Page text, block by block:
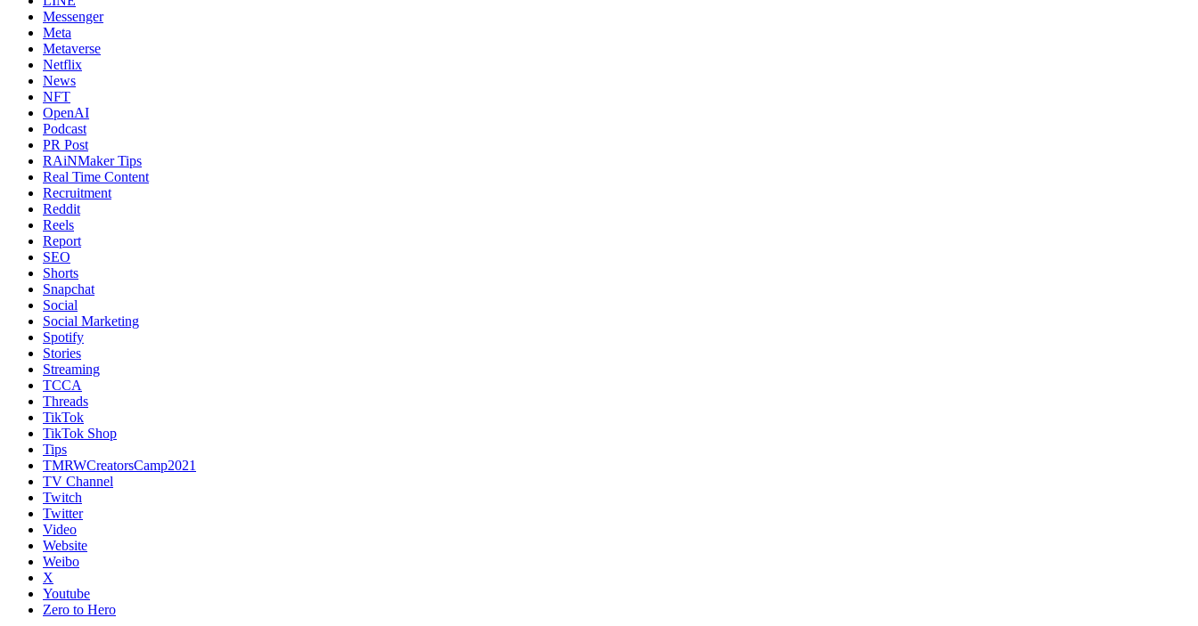
Messenger
Meta
Metaverse
Netflix
News
NFT
OpenAI
Podcast
PR Post
RAiNMaker Tips
Real Time Content
Recruitment
Reddit
Reels
Report
SEO
Shorts
Snapchat
Social
Social Marketing
Spotify
Stories
Streaming
TCCA
Threads
TikTok
TikTok Shop
Tips
TMRWCreatorsCamp2021
TV Channel
Twitch
Twitter
Video
Website
Weibo
X
Youtube
Zero to Hero